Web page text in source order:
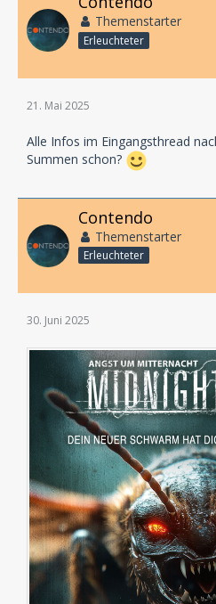
Themenstarter
Erleuchteter
21. Mai 2025
Alle Infos im Eingangsthread
Summen schon?
Contendo
Themenstarter
Erleuchteter
30. Juni 2025